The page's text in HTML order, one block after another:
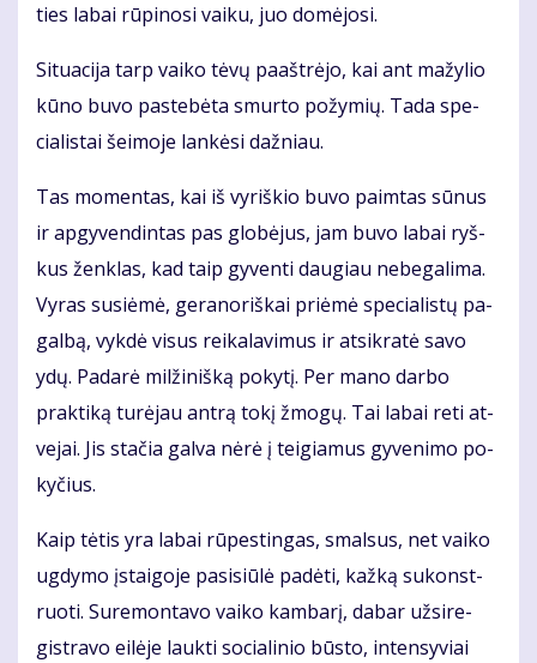
ties la­bai rū­pi­no­si vai­ku, juo do­mė­jo­si.
Si­tu­a­ci­ja tarp vai­ko tė­vų pa­ašt­rė­jo, kai ant ma­žy­lio
kū­no bu­vo pa­ste­bė­ta smur­to po­žy­mių. Ta­da spe­
cia­lis­tai šei­mo­je lan­kė­si daž­niau.
Tas mo­men­tas, kai iš vy­riš­kio bu­vo pa­im­tas sū­nus
ir ap­gy­ven­din­tas pas glo­bė­jus, jam bu­vo la­bai ryš­
kus žen­klas, kad taip gy­ven­ti dau­giau ne­be­ga­li­ma.
Vy­ras su­si­ė­mė, ge­ra­no­riš­kai pri­ėmė spe­cia­lis­tų pa­
gal­bą, vyk­dė vi­sus rei­ka­la­vi­mus ir at­si­kra­tė sa­vo
ydų. Pa­da­rė mil­ži­niš­ką po­ky­tį. Per ma­no dar­bo
prak­ti­ką tu­rė­jau an­trą to­kį žmo­gų. Tai la­bai re­ti at­
ve­jai. Jis sta­čia gal­va nė­rė į tei­gia­mus gy­ve­ni­mo po­
ky­čius.
Kaip tė­tis yra la­bai rū­pes­tin­gas, smal­sus, net vai­ko
ug­dy­mo įstai­go­je pa­si­siū­lė pa­dė­ti, kaž­ką su­konst­
ruo­ti. Su­re­mon­ta­vo vai­ko kam­ba­rį, da­bar už­si­re­
gist­ra­vo ei­lė­je lauk­ti so­cia­li­nio būs­to, in­ten­sy­viai